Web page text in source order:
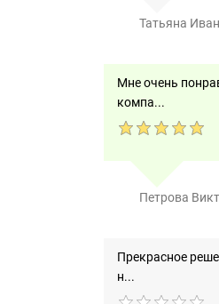
Татьяна
Мне очень
компа...
Петрова
Прекрасное
н...